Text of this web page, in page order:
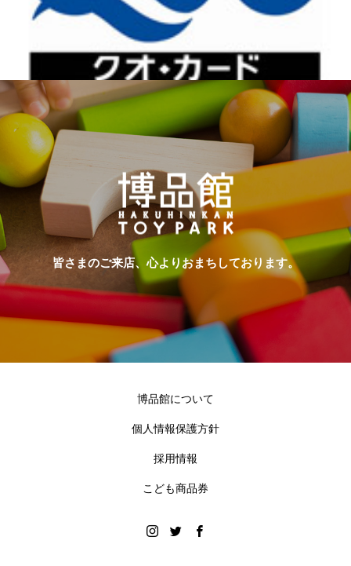
皆さまのご来店、心よりおまちしております。
博品館について
個人情報保護方針
採用情報
こども商品券